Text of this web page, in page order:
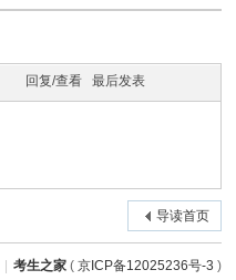
回复/查看 最后发表
导读首页
考生之家( 京ICP备12025236号-3 )